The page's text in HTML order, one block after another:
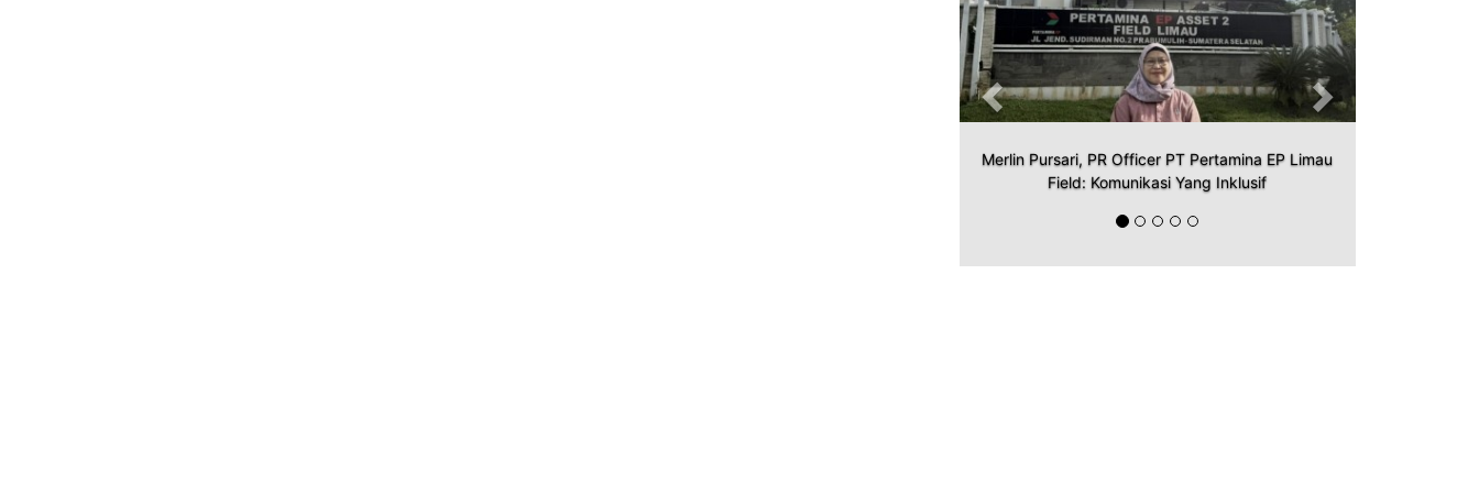
Merlin Pursari, PR Officer PT Pertamina EP Limau
Field: Komunikasi Yang Inklusif